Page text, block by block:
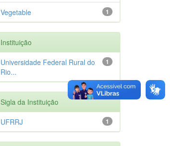
1
Vegetable
Instituição
1
Universidade Federal Rural do
Rio...
Sigla da Instituição
1
UFRRJ